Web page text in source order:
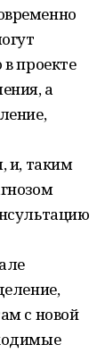
проекте
а
и, таким
с новой